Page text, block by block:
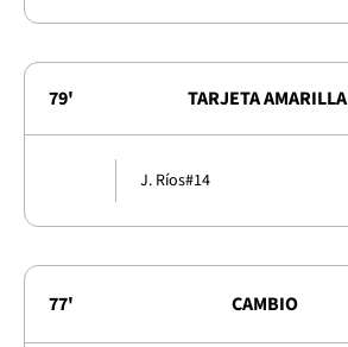
79' TARJETA AMARILLA
J. Ríos#14
77' CAMBIO